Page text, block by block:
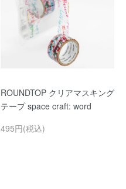
ROUNDTOP クリアマスキング
テープ space craft: word
495円(税込)